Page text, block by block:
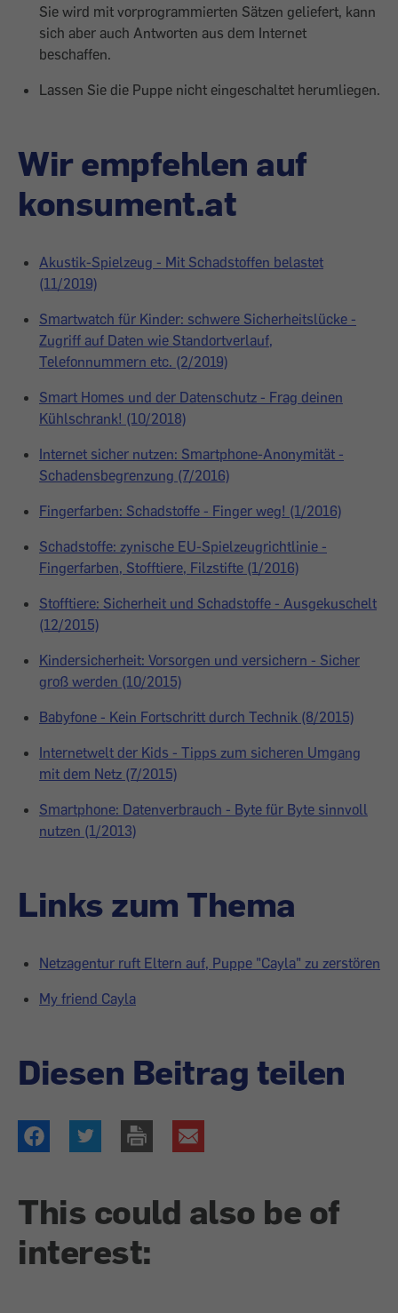
Sie wird mit vorprogrammierten Sätzen geliefert, kann
sich aber auch Antworten aus dem Internet
beschaffen.
Lassen Sie die Puppe nicht eingeschaltet herumliegen.
Wir empfehlen auf
konsument.at
Akustik-Spielzeug - Mit Schadstoffen belastet
(11/2019)
Smartwatch für Kinder: schwere Sicherheitslücke -
Zugriff auf Daten wie Standortverlauf,
Telefonnummern etc. (2/2019)
Smart Homes und der Datenschutz - Frag deinen
Kühlschrank! (10/2018)
Internet sicher nutzen: Smartphone-Anonymität -
Schadensbegrenzung (7/2016)
Fingerfarben: Schadstoffe - Finger weg! (1/2016)
Schadstoffe: zynische EU-Spielzeugrichtlinie -
Fingerfarben, Stofftiere, Filzstifte (1/2016)
Stofftiere: Sicherheit und Schadstoffe - Ausgekuschelt
(12/2015)
Kindersicherheit: Vorsorgen und versichern - Sicher
groß werden (10/2015)
Babyfone - Kein Fortschritt durch Technik (8/2015)
Internetwelt der Kids - Tipps zum sicheren Umgang
mit dem Netz (7/2015)
Smartphone: Datenverbrauch - Byte für Byte sinnvoll
nutzen (1/2013)
Links zum Thema
Netzagentur ruft Eltern auf, Puppe "Cayla" zu zerstören
My friend Cayla
Diesen Beitrag teilen
This could also be of
interest: